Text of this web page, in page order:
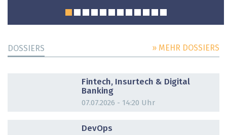
DOSSIERS » MEHR DOSSIERS
Fintech, Insurtech & Digital
Banking
07.07.2026 - 14:20 Uhr
DevOps